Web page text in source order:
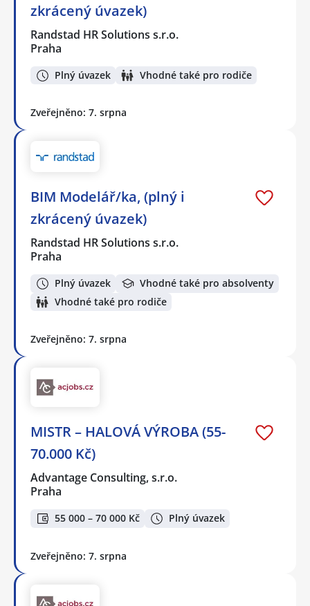
zkrácený úvazek)
Randstad HR Solutions s.r.o.
Praha
Plný úvazek Vhodné také pro rodiče
Zveřejněno: 7. srpna
BIM Modelář/ka, (plný i
zkrácený úvazek)
Randstad HR Solutions s.r.o.
Praha
Plný úvazek
Vhodné také pro absolventy
Vhodné také pro rodiče
Zveřejněno: 7. srpna
MISTR – HALOVÁ VÝROBA (55-
70.000 Kč)
Advantage Consulting, s.r.o.
Praha
55 000 – 70 000 Kč Plný úvazek
Zveřejněno: 7. srpna